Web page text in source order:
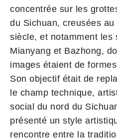
concentrée sur les
du Sichuan, creusées
siècle, et notamment les
Mianyang et Bazhong,
images étaient de
Son objectif était de
le champ technique,
social du nord du
présenté un style
rencontre entre la